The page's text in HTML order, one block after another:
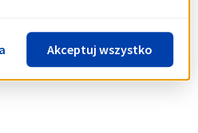
w naszejpolityce
plików cookie.
Akceptuj wszystko